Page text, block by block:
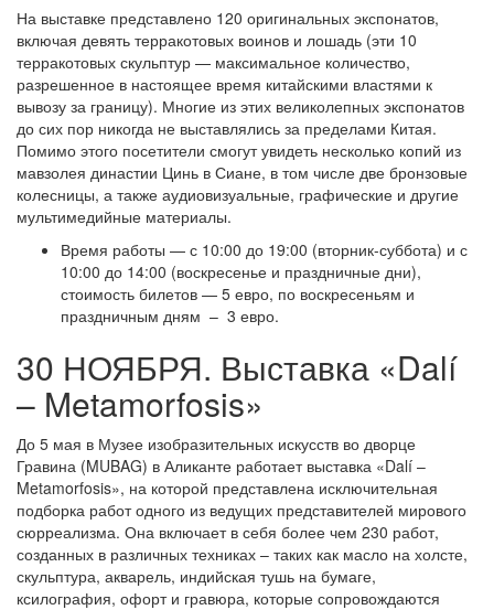
На выставке представлено 120 оригинальных экспонатов,
включая девять терракотовых воинов и лошадь (эти 10
терракотовых скульптур — максимальное количество,
разрешенное в настоящее время китайскими властями к
вывозу за границу). Многие из этих великолепных экспонатов
до сих пор никогда не выставлялись за пределами Китая.
Помимо этого посетители смогут увидеть несколько копий из
мавзолея династии Цинь в Сиане, в том числе две бронзовые
колесницы, а также аудиовизуальные, графические и другие
мультимедийные материалы.
Время работы — с 10:00 до 19:00 (вторник-суббота) и с
10:00 до 14:00 (воскресенье и праздничные дни),
стоимость билетов — 5 евро, по воскресеньям и
праздничным дням – 3 евро.
30 НОЯБРЯ. Выставка «Dalí
– Metamorfosis»
До 5 мая в Музее изобразительных искусств во дворце
Гравина (MUBAG) в Аликанте работает выставка «Dalí –
Metamorfosis», на которой представлена исключительная
подборка работ одного из ведущих представителей мирового
сюрреализма. Она включает в себя более чем 230 работ,
созданных в различных техниках – таких как масло на холсте,
скульптура, акварель, индийская тушь на бумаге,
ксилография, офорт и гравюра, которые сопровождаются